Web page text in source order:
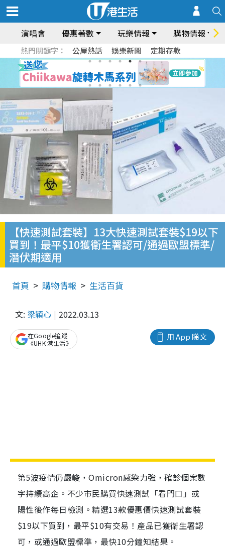
演唱會 優惠著數 玩樂情報 購物情報
熱門關鍵字： 公屋熱話 娛樂新聞 定期存款
【快速測試套裝】13大快速測試套裝$19以下
買到！最平$10獲衛生署認可/通過歐盟標準/
潛伏期適用
首頁 購物情報 生活百貨
文: 梁穎心 2022.03.13
用 App 睇文
在Google追蹤
《UHK 港生活》
第5波疫情仍嚴峻，Omicron感染力強，確診個案數
字持續高企。不少市民購買快速測試「看門口」或
陽性後作每日檢測。精選13款優惠價快速測試套裝
$19以下買到，最平$10有交易！產品已獲衛生署認
可，或通過歐盟標準，最快10分鐘知結果。